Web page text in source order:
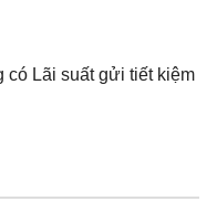
có Lãi suất gửi tiết kiệm